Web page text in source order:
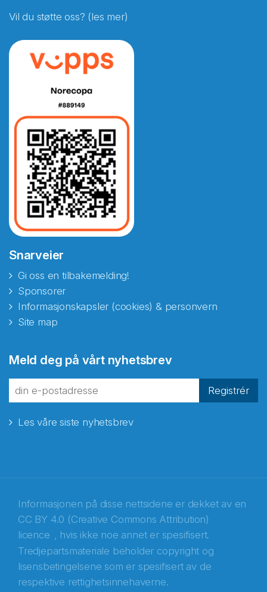
Vil du støtte oss? (les mer)
Snarveier
Gi oss en tilbakemelding!
Sponsorer
Informasjonskapsler (cookies) & personvern
Site map
Meld deg på vårt nyhetsbrev
Registrér
Les våre siste nyhetsbrev
Informasjonen på disse nettsidene er dekket av en
CC BY 4.0 (Creative Commons Attribution)
licence , hvis ikke noe annet er spesifisert.
Tredjepartsmateriale beholder copyright og
lisensbetingelsene som er spesifisert av de
respektive rettighetsinnehaverne.
Abonnér på nyhetsbrevene fra Norecopa
E-post*